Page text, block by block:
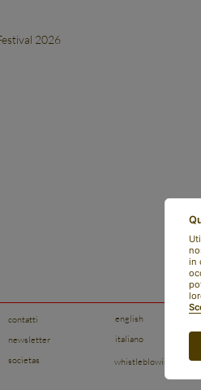
2026
contatti
newsletter
societas
english
italiano
whistleblowing
in